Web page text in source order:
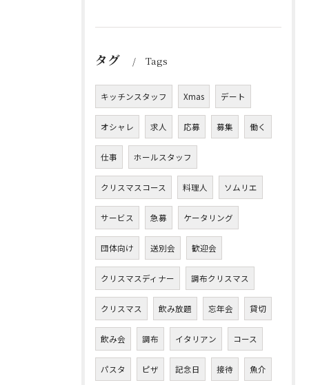
タグ Tags
キッチンスタッフ Xmas デート
オシャレ 求人 応募 募集 働く
仕事 ホールスタッフ
クリスマスコース 料理人 ソムリエ
サービス 急募 ケータリング
団体向け 送別会 歓迎会
クリスマスディナー 調布クリスマス
クリスマス 飲み放題 忘年会 貸切
飲み会 調布 イタリアン コース
パスタ ピザ 記念日 接待 魚介